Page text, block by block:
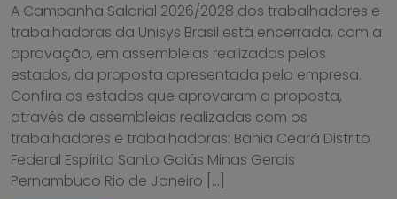
A Campanha Salarial 2026/2028 dos trabalhadores e
trabalhadoras da Unisys Brasil está encerrada, com a
aprovação, em assembleias realizadas pelos
estados, da proposta apresentada pela empresa.
Confira os estados que aprovaram a proposta,
através de assembleias realizadas com os
trabalhadores e trabalhadoras: Bahia Ceará Distrito
Federal Espírito Santo Goiás Minas Gerais
Pernambuco Rio de Janeiro […]